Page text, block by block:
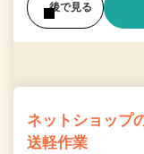
後で見る
ネットショップ
送軽作業